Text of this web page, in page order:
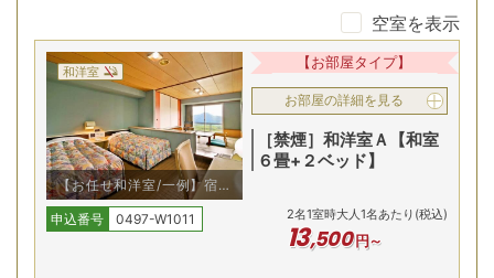
作並の自然を見渡せる露天風呂で寛ぎの時を
空室を表示
和洋室
【お任せ和洋室/一例】宿お
任せの和洋室へご案内！
【お部屋タイプ】
お部屋の詳細を見る
［禁煙］和洋室Ａ【和室
６畳+２ベッド】
申込番号 0497-W1011 2名1室時大人1名あたり(税込)
13,500円～